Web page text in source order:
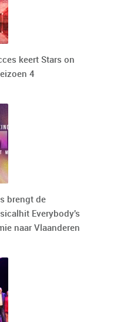
keert Stars on
4
brengt de
Everybody's
naar Vlaanderen